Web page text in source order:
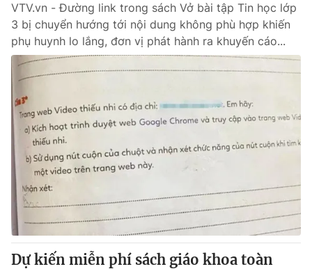
Liên hệ tòa soạn English
Theo dõi báo trên
Cơ quan chủ quản:Đài Truyền hình Việt Nam
Cơ quan báo chí:
Giấy phép hoạt động báo in và báo điện tử số 483/GP-BTTTT
cấp ngày 29/12/2023
Tổng Biên tập:Vũ Thanh Thủy
Phó Tổng Biên tập:Nguyễn Thị Mỹ Hạnh, Phạm Quốc Thắng,
VTV.vn - Đường link trong sách Vở bài tập Tin học lớp
3 bị chuyển hướng tới nội dung không phù hợp khiến
phụ huynh lo lắng, đơn vị phát hành ra khuyến cáo...
Dự kiến miễn phí sách giáo khoa toàn